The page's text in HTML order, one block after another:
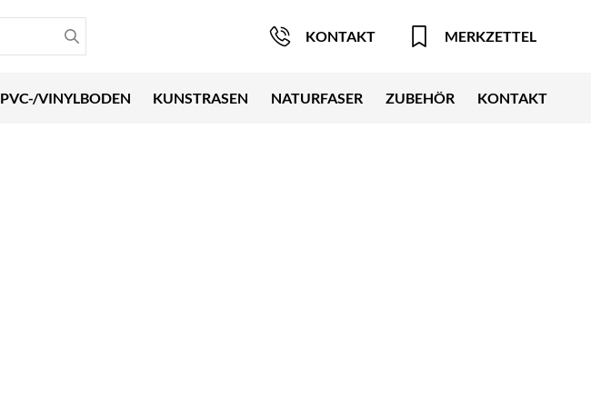
KONTAKT MERKZETTEL
PVC-/VINYLBODEN KUNSTRASEN NATURFASER ZUBEHÖR KONTAKT